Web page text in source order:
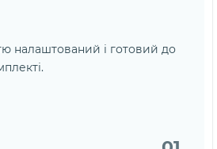
налаштований і готовий до